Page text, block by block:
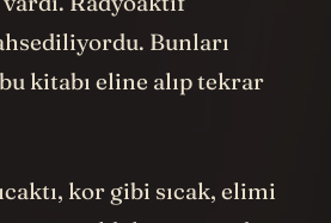
Radyoaktif
Bunları
kitabı eline alıp tekrar
kor gibi sıcak, elimi